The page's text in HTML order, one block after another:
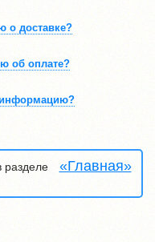
о доставке?
об оплате?
информацию?
разделе «Главная»